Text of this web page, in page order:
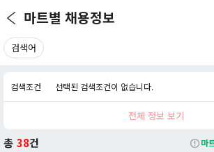
마트별 채용정보
검색어
검색조건 선택된 검색조건이 없습니다.
전체 정보 보기
총 38건 마